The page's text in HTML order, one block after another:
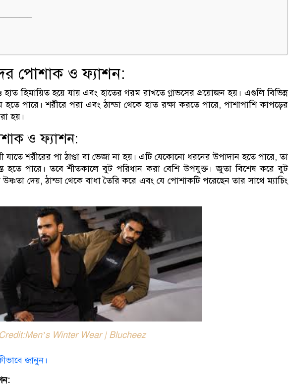
পোশাক ও ফ্যাশন:
হিমায়িত হয়ে যায় এবং হাতের গরম রাখতে গ্লাভসের প্রয়োজন হয়। এগুলি বিভিন্ন
পারে। শরীরে পরা এবং ঠান্ডা থেকে হাত রক্ষা করতে পারে, পাশাপাশি কাপড়ের
হয়।
ও ফ্যাশন:
শরীরের পা ঠাণ্ডা বা ভেজা না হয়। এটি যেকোনো ধরনের উপাদান হতে পারে, তা
হতে পারে। তবে শীতকালে বুট পরিধান করা বেশি উপযুক্ত। জুতা বিশেষ করে বুট
দেয়, ঠান্ডা থেকে বাধা তৈরি করে এবং যে পোশাকটি পরেছেন তার সাথে ম্যাচিং
Credit:Men’s Winter Wear | Blucheez
জানুন।